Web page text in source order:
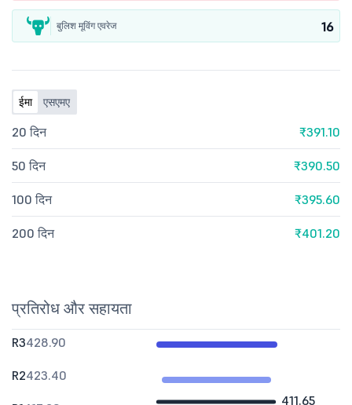
बुलिश मूविंग एवरेज 16
ईमा एसएमए
20 दिन ₹391.10
50 दिन ₹390.50
100 दिन ₹395.60
200 दिन ₹401.20
प्रतिरोध और सहायता
411.65
R3428.90
R2423.40